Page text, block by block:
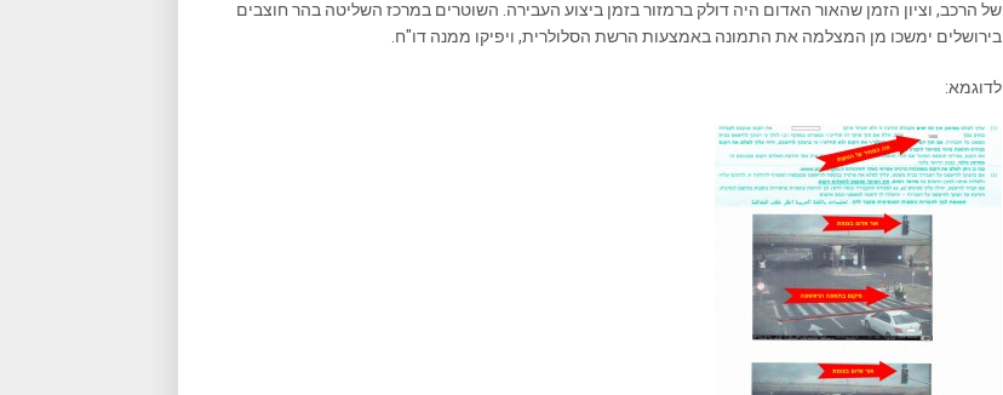
של הרכב, וציון הזמן שהאור האדום היה דולק ברמזור בזמן ביצוע העבירה. השוטרים במרכז השליטה בהר חוצבים
בירושלים ימשכו מן המצלמה את התמונה באמצעות הרשת הסלולרית, ויפיקו ממנה דו"ח.
לדוגמא: